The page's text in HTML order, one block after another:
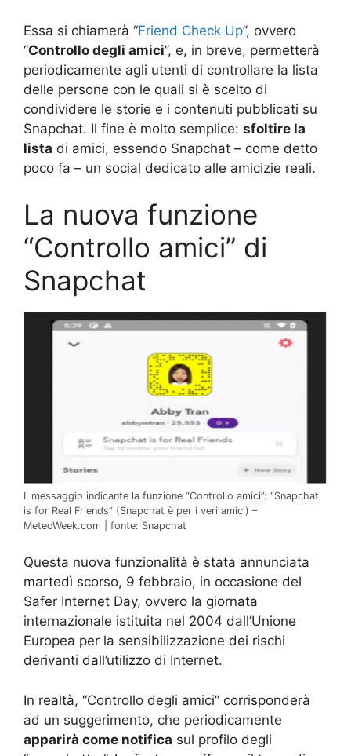
Essa si chiamerà “Friend Check Up”, ovvero
“Controllo degli amici”, e, in breve, permetterà
periodicamente agli utenti di controllare la lista
delle persone con le quali si è scelto di
condividere le storie e i contenuti pubblicati su
Snapchat. Il fine è molto semplice: sfoltire la
lista di amici, essendo Snapchat – come detto
poco fa – un social dedicato alle amicizie reali.
La nuova funzione
“Controllo amici” di
Snapchat
Il messaggio indicante la funzione “Controllo amici”: “Snapchat
is for Real Friends” (Snapchat è per i veri amici) –
MeteoWeek.com | fonte: Snapchat
Questa nuova funzionalità è stata annunciata
martedì scorso, 9 febbraio, in occasione del
Safer Internet Day, ovvero la giornata
internazionale istituita nel 2004 dall’Unione
Europea per la sensibilizzazione dei rischi
derivanti dall’utilizzo di Internet.
In realtà, “Controllo degli amici” corrisponderà
ad un suggerimento, che periodicamente
apparirà come notifica sul profilo degli